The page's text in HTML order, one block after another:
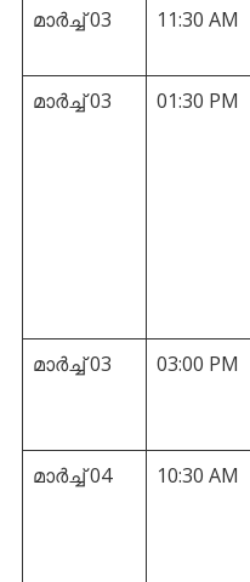
മാർച്ച് 03
11:30 AM
മാർച്ച് 03 01:30 PM
മാർച്ച് 03
03:00 PM
മാർച്ച് 04
10:30 AM